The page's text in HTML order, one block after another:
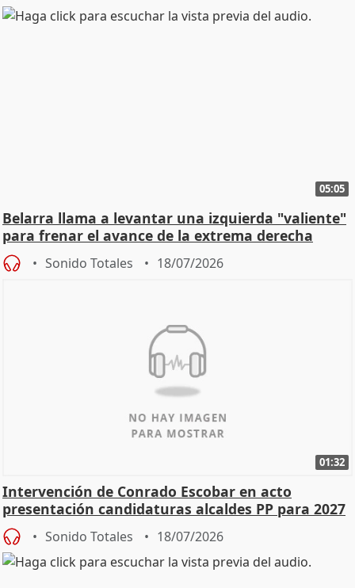
05:05
Belarra llama a levantar una izquierda "valiente"
para frenar el avance de la extrema derecha
Sonido Totales 18/07/2026
01:32
Intervención de Conrado Escobar en acto
presentación candidaturas alcaldes PP para 2027
Sonido Totales 18/07/2026